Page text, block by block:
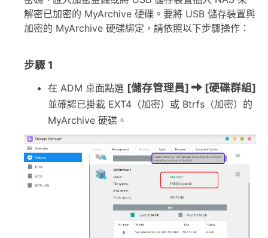
解密已加密的 MyArchive 硬碟。要將 USB 儲存裝置與
加密的 MyArchive 硬碟綁定，請依照以下步驟操作：
步驟 1
在 ADM 桌面點選 [儲存管理員] [硬碟群組]
並確認已掛載 EXT4（加密）或 Btrfs（加密）的
MyArchive 硬碟。